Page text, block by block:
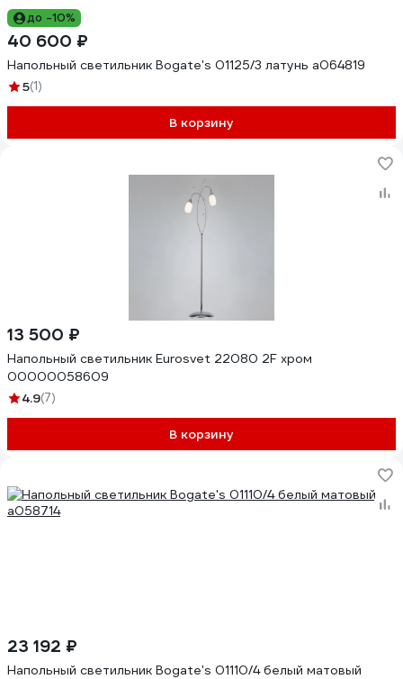
до -10%
40 600 ₽
Напольный светильник Bogate's 01125/3 латунь a064819
5(1)
В корзину
13 500 ₽
Напольный светильник Eurosvet 22080 2F хром
00000058609
4.9(7)
В корзину
23 192 ₽
Напольный светильник Bogate's 01110/4 белый матовый